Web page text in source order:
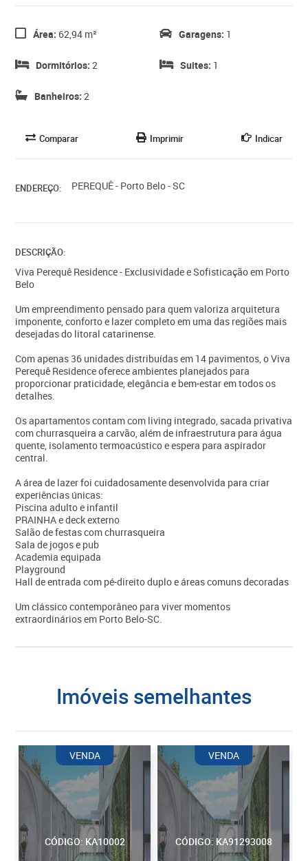
Área: 62,94 m²
Dormitórios: 2
Banheiros: 2
Garagens: 1
Suites: 1
Comparar Imprimir Indicar
ENDEREÇO: PEREQUÊ - Porto Belo - SC
DESCRIÇÃO:
Viva Perequê Residence - Exclusividade e Sofisticação em Porto
Belo
Um empreendimento pensado para quem valoriza arquitetura
imponente, conforto e lazer completo em uma das regiões mais
desejadas do litoral catarinense.
Com apenas 36 unidades distribuídas em 14 pavimentos, o Viva
Perequê Residence oferece ambientes planejados para
proporcionar praticidade, elegância e bem-estar em todos os
detalhes.
Os apartamentos contam com living integrado, sacada privativa
com churrasqueira a carvão, além de infraestrutura para água
quente, isolamento termoacústico e espera para aspirador
central.
A área de lazer foi cuidadosamente desenvolvida para criar
experiências únicas:
Piscina adulto e infantil
PRAINHA e deck externo
Salão de festas com churrasqueira
Sala de jogos e pub
Academia equipada
Playground
Hall de entrada com pé-direito duplo e áreas comuns decoradas
Um clássico contemporâneo para viver momentos
extraordinários em Porto Belo-SC.
imóveis semelhantes
CÓDIGO: KA10002
VENDA
CÓDIGO: KA91293008
VENDA